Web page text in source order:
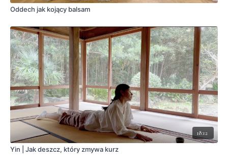
Oddech jak kojący balsam
18:12
Yin | Jak deszcz, który zmywa kurz